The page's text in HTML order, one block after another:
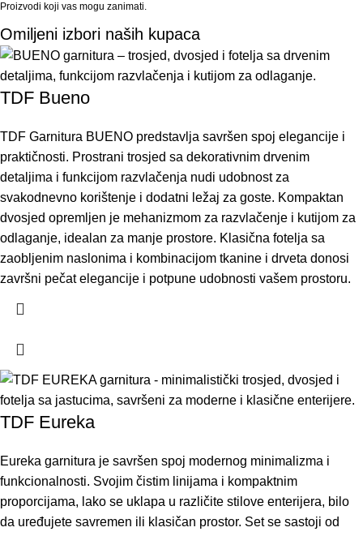
Proizvodi koji vas mogu zanimati.
Omiljeni izbori naših kupaca
TDF Bueno
TDF Garnitura BUENO predstavlja savršen spoj elegancije i
praktičnosti. Prostrani trosjed sa dekorativnim drvenim
detaljima i funkcijom razvlačenja nudi udobnost za
svakodnevno korištenje i dodatni ležaj za goste. Kompaktan
dvosjed opremljen je mehanizmom za razvlačenje i kutijom za
odlaganje, idealan za manje prostore. Klasična fotelja sa
zaobljenim naslonima i kombinacijom tkanine i drveta donosi
završni pečat elegancije i potpune udobnosti vašem prostoru.
TDF Eureka
Eureka garnitura je savršen spoj modernog minimalizma i
funkcionalnosti. Svojim čistim linijama i kompaktnim
proporcijama, lako se uklapa u različite stilove enterijera, bilo
da uređujete savremen ili klasičan prostor. Set se sastoji od